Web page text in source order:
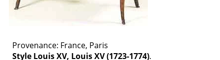
Provenance: France, Paris
Style Louis XV, Louis XV (1723-1774).